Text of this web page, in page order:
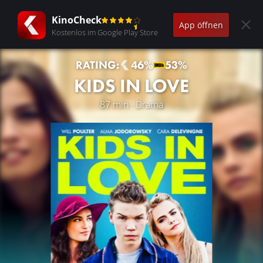
KinoCheck
Kostenlos im Google Play Store
App öffnen
RATING: 46% 53%
KIDS IN LOVE
87 min · Drama